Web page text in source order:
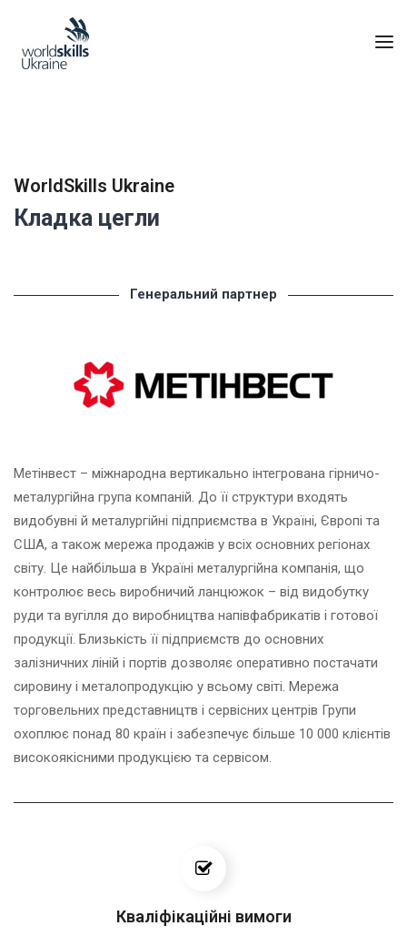
WorldSkills Ukraine
Кладка цегли
Генеральний партнер
Метінвест – міжнародна вертикально інтегрована гірничо-
металургійна група компаній. До її структури входять
видобувні й металургійні підприємства в Україні, Європі та
США, а також мережа продажів у всіх основних регіонах
світу. Це найбільша в Україні металургійна компанія, що
контролює весь виробничий ланцюжок – від видобутку
руди та вугілля до виробництва напівфабрикатів і готової
продукції. Близькість її підприємств до основних
залізничних ліній і портів дозволяє оперативно постачати
сировину і металопродукцію у всьому світі. Мережа
торговельних представництв і сервісних центрів Групи
охоплює понад 80 країн і забезпечує більше 10 000 клієнтів
високоякісними продукцією та сервісом.
Кваліфікаційні вимоги